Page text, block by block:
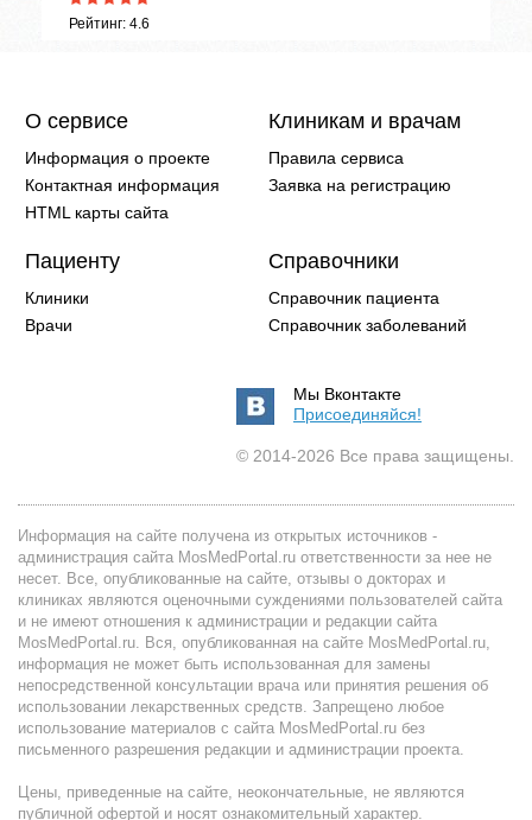
Рейтинг: 4.6
О сервисе
Информация о проекте
Контактная информация
HTML карты сайта
Клиникам и врачам
Правила сервиса
Заявка на регистрацию
Пациенту
Клиники
Врачи
Справочники
Справочник пациента
Справочник заболеваний
Мы Вконтакте
Присоединяйся!
© 2014-2026 Все права защищены.
Информация на сайте получена из открытых источников -
администрация сайта MosMedPortal.ru ответственности за нее не
несет. Все, опубликованные на сайте, отзывы о докторах и
клиниках являются оценочными суждениями пользователей сайта
и не имеют отношения к администрации и редакции сайта
MosMedPortal.ru. Вся, опубликованная на сайте MosMedPortal.ru,
информация не может быть использованная для замены
непосредственной консультации врача или принятия решения об
использовании лекарственных средств. Запрещено любое
использование материалов с сайта MosMedPortal.ru без
письменного разрешения редакции и администрации проекта.
Цены, приведенные на сайте, неокончательные, не являются
публичной офертой и носят ознакомительный характер.